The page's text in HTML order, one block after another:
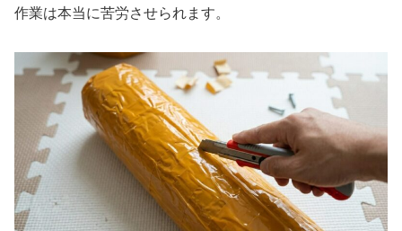
作業は本当に苦労させられます。